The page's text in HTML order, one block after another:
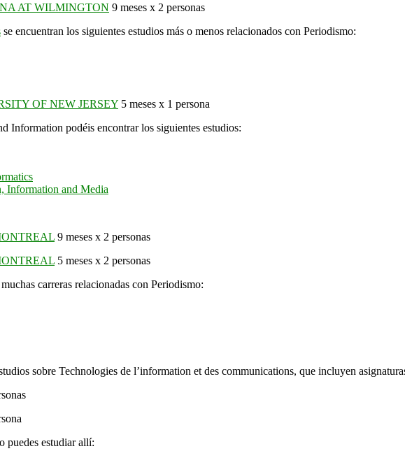
AT WILMINGTON 9 meses x 2 personas
se encuentran los siguientes estudios más o menos relacionados con Periodismo:
OF NEW JERSEY 5 meses x 1 persona
Information podéis encontrar los siguientes estudios:
Information and Media
9 meses x 2 personas
5 meses x 2 personas
carreras relacionadas con Periodismo:
sobre Technologies de l’information et des communications, que incluyen
puedes estudiar allí: